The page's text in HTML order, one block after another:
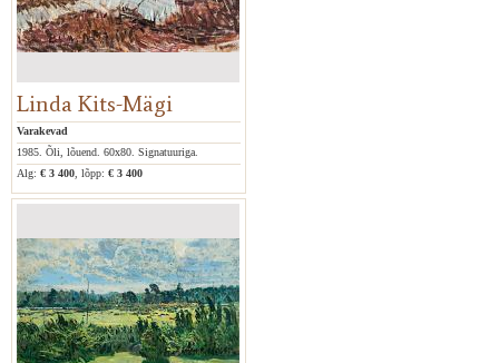
Linda Kits-Mägi
Varakevad
1985. Õli, lõuend. 60x80. Signatuuriga.
Alg: € 3 400 , lõpp: € 3 400